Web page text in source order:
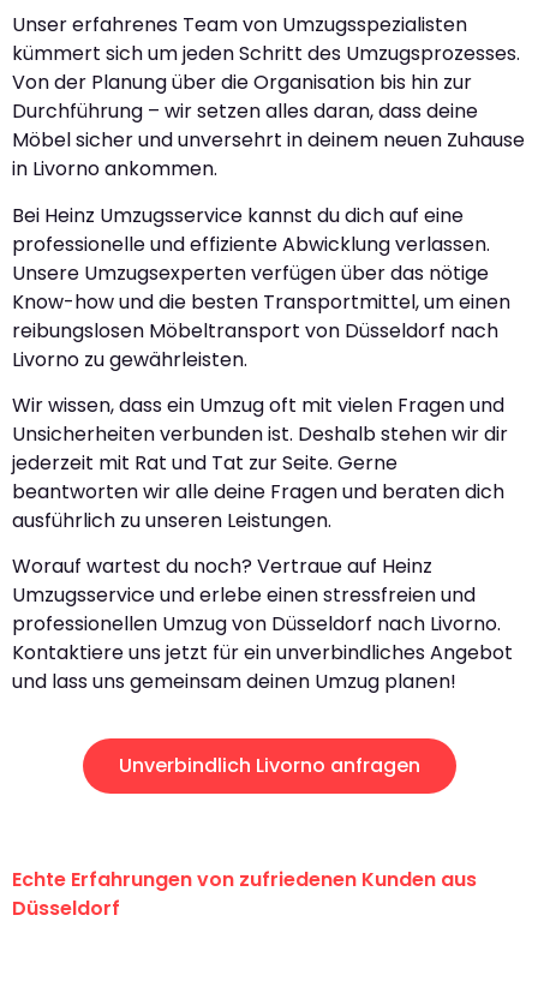
Unser erfahrenes Team von Umzugsspezialisten
kümmert sich um jeden Schritt des Umzugsprozesses.
Von der Planung über die Organisation bis hin zur
Durchführung – wir setzen alles daran, dass deine
Möbel sicher und unversehrt in deinem neuen Zuhause
in Livorno ankommen.
Bei Heinz Umzugsservice kannst du dich auf eine
professionelle und effiziente Abwicklung verlassen.
Unsere Umzugsexperten verfügen über das nötige
Know-how und die besten Transportmittel, um einen
reibungslosen Möbeltransport von Düsseldorf nach
Livorno zu gewährleisten.
Wir wissen, dass ein Umzug oft mit vielen Fragen und
Unsicherheiten verbunden ist. Deshalb stehen wir dir
jederzeit mit Rat und Tat zur Seite. Gerne
beantworten wir alle deine Fragen und beraten dich
ausführlich zu unseren Leistungen.
Worauf wartest du noch? Vertraue auf Heinz
Umzugsservice und erlebe einen stressfreien und
professionellen Umzug von Düsseldorf nach Livorno.
Kontaktiere uns jetzt für ein unverbindliches Angebot
und lass uns gemeinsam deinen Umzug planen!
Unverbindlich Livorno anfragen
Echte Erfahrungen von zufriedenen Kunden aus
Düsseldorf